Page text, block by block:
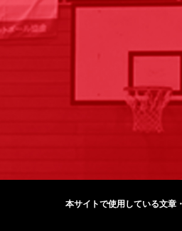
本サイトで使用している文章